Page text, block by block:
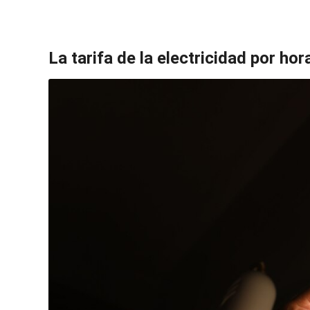
La tarifa de la electricidad por